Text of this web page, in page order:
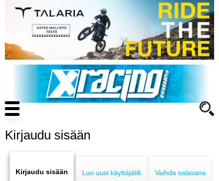
pääsisältöön
Main
navigation
ENDURO
Kirjaudu sisään
tabs
Kirjaudu sisään Luo uusi käyttäjätili Vaihda salasana